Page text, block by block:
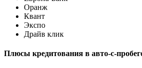
Оранж
Квант
Экспо
Драйв клик
Плюсы кредитования в авто-с-